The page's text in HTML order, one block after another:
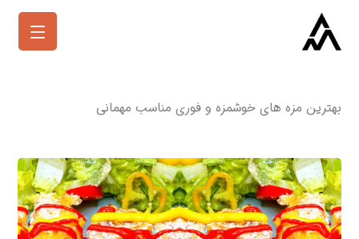
بهترین مزه های خوشمزه و فوری مناسب مهمانی